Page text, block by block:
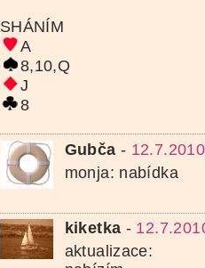
SHÁNÍM
A
8,10,Q
J
8
Gubča -
monja: nabídka
kiketka -
aktualizace: